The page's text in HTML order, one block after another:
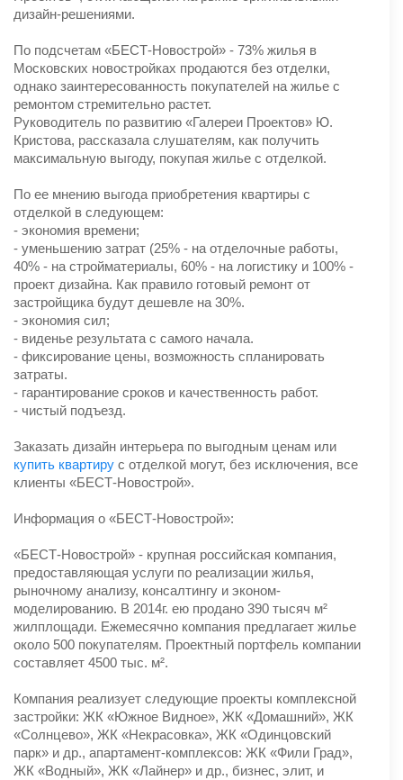
дизайн-решениями.
По подсчетам «БЕСТ-Новострой» - 73% жилья в
Московских новостройках продаются без отделки,
однако заинтересованность покупателей на жилье с
ремонтом стремительно растет.
Руководитель по развитию «Галереи Проектов» Ю.
Кристова, рассказала слушателям, как получить
максимальную выгоду, покупая жилье с отделкой.
По ее мнению выгода приобретения квартиры с
отделкой в следующем:
- экономия времени;
- уменьшению затрат (25% - на отделочные работы,
40% - на стройматериалы, 60% - на логистику и 100% -
проект дизайна. Как правило готовый ремонт от
застройщика будут дешевле на 30%.
- экономия сил;
- виденье результата с самого начала.
- фиксирование цены, возможность спланировать
затраты.
- гарантирование сроков и качественность работ.
- чистый подъезд.
Заказать дизайн интерьера по выгодным ценам или
купить квартиру с отделкой могут, без исключения, все
клиенты «БЕСТ-Новострой».
Информация о «БЕСТ-Новострой»:
«БЕСТ-Новострой» - крупная российская компания,
предоставляющая услуги по реализации жилья,
рыночному анализу, консалтингу и эконом-
моделированию. В 2014г. ею продано 390 тысяч м²
жилплощади. Ежемесячно компания предлагает жилье
около 500 покупателям. Проектный портфель компании
составляет 4500 тыс. м².
Компания реализует следующие проекты комплексной
застройки: ЖК «Южное Видное», ЖК «Домашний», ЖК
«Солнцево», ЖК «Некрасовка», ЖК «Одинцовский
парк» и др., апартамент-комплексов: ЖК «Фили Град»,
ЖК «Водный», ЖК «Лайнер» и др., бизнес, элит, и